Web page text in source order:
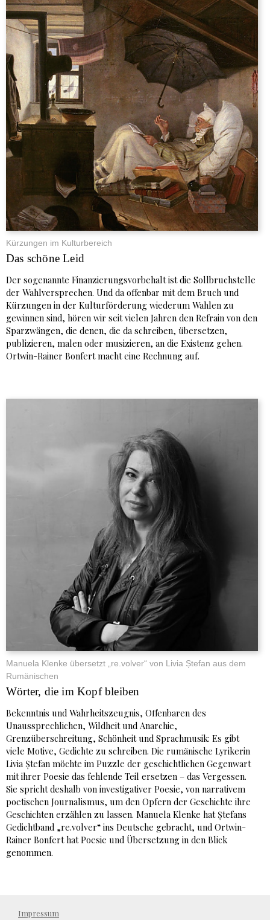
Kürzungen im Kulturbereich
Das schöne Leid
Der sogenannte Finanzierungsvorbehalt ist die Sollbruchstelle
der Wahlversprechen. Und da offenbar mit dem Bruch und
Kürzungen in der Kulturförderung wiederum Wahlen zu
gewinnen sind, hören wir seit vielen Jahren den Refrain von den
Sparzwängen, die denen, die da schreiben, übersetzen,
publizieren, malen oder musizieren, an die Existenz gehen.
Ortwin-Rainer Bonfert macht eine Rechnung auf.
Manuela Klenke übersetzt „re.volver“ von Livia Ștefan aus dem
Rumänischen
Wörter, die im Kopf bleiben
Bekenntnis und Wahrheitszeugnis, Offenbaren des
Unaussprechlichen, Wildheit und Anarchie,
Grenzüberschreitung, Schönheit und Sprachmusik: Es gibt
viele Motive, Gedichte zu schreiben. Die rumänische Lyrikerin
Livia Ștefan möchte im Puzzle der geschichtlichen Gegenwart
mit ihrer Poesie das fehlende Teil ersetzen – das Vergessen.
Sie spricht deshalb von investigativer Poesie, von narrativem
poetischen Journalismus, um den Opfern der Geschichte ihre
Geschichten erzählen zu lassen. Manuela Klenke hat Ștefans
Gedichtband „re.volver“ ins Deutsche gebracht, und Ortwin-
Rainer Bonfert hat Poesie und Übersetzung in den Blick
genommen.
Impressum